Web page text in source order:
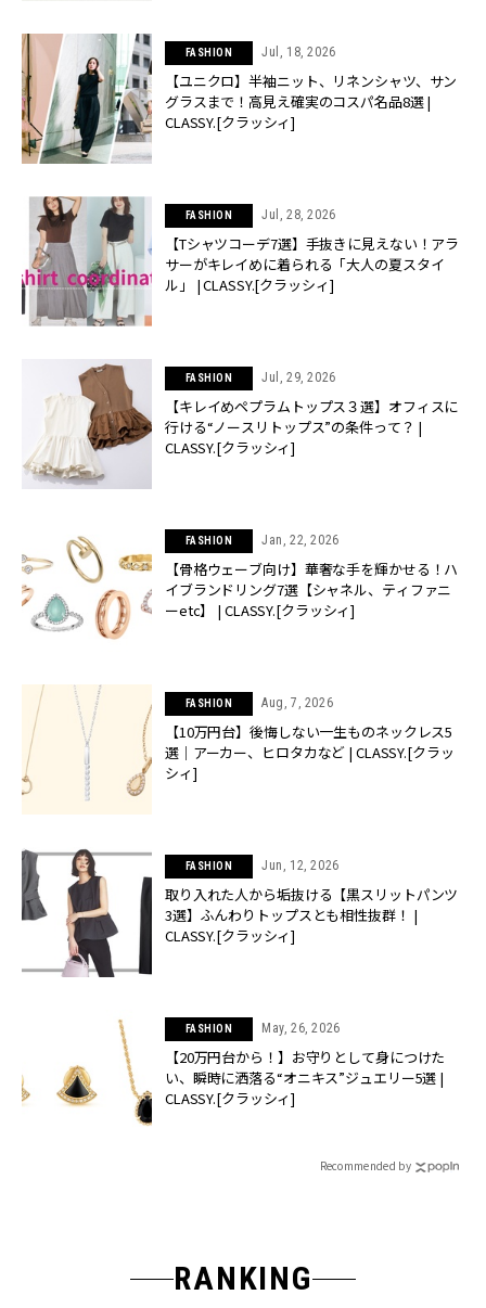
FASHION Jul, 18, 2026
【ユニクロ】半袖ニット、リネンシャツ、サン
グラスまで！高見え確実のコスパ名品8選 |
CLASSY.[クラッシィ]
FASHION Jul, 28, 2026
【Tシャツコーデ7選】手抜きに見えない！アラ
サーがキレイめに着られる「大人の夏スタイ
ル」 | CLASSY.[クラッシィ]
FASHION Jul, 29, 2026
【キレイめペプラムトップス３選】オフィスに
行ける“ノースリトップス”の条件って？ |
CLASSY.[クラッシィ]
FASHION Jan, 22, 2026
【骨格ウェーブ向け】華奢な手を輝かせる！ハ
イブランドリング7選【シャネル、ティファニ
ーetc】 | CLASSY.[クラッシィ]
FASHION Aug, 7, 2026
【10万円台】後悔しない一生ものネックレス5
選｜アーカー、ヒロタカなど | CLASSY.[クラッ
シィ]
FASHION Jun, 12, 2026
取り入れた人から垢抜ける【黒スリットパンツ
3選】ふんわりトップスとも相性抜群！ |
CLASSY.[クラッシィ]
FASHION May, 26, 2026
【20万円台から！】お守りとして身につけた
い、瞬時に洒落る“オニキス”ジュエリー5選 |
CLASSY.[クラッシィ]
Recommended by
RANKING